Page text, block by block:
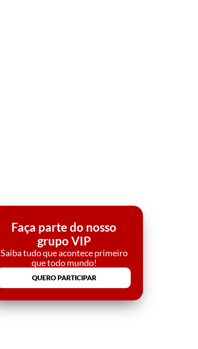
Faça parte do nosso
grupo VIP
Saiba tudo que acontece primeiro
que todo mundo!
QUERO PARTICIPAR